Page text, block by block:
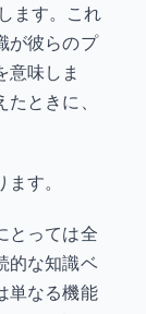
ます。これ
が彼らのプ
意味しま
ときに、
す。
とっては全
的な知識ベ
単なる機能